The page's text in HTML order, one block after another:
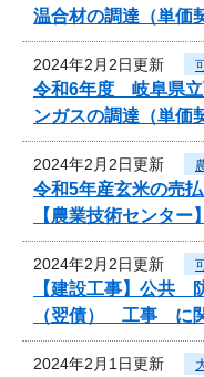
温合材の調達（単価
2024年2月2日更新
令和6年度 岐阜県立
ンガスの調達（単価
2024年2月2日更新
令和5年産玄米の売
【農業技術センター】
2024年2月2日更新
【建設工事】公共
（翌債） 工事 に
2024年2月1日更新